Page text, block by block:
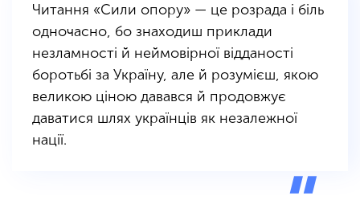
Читання «Сили опору» — це розрада і біль
одночасно, бо знаходиш приклади
незламності й неймовірної відданості
боротьбі за Україну, але й розумієш, якою
великою ціною давався й продовжує
даватися шлях українців як незалежної
нації.